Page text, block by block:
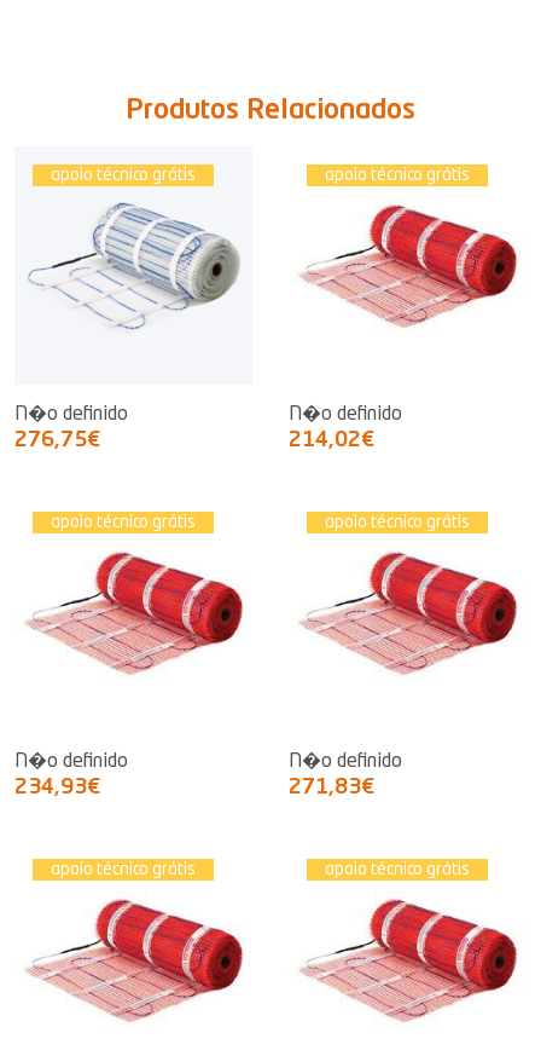
Produtos Relacionados
apoio técnico grátis
N�o definido
276,75€
apoio técnico grátis
N�o definido
214,02€
apoio técnico grátis
N�o definido
234,93€
apoio técnico grátis
N�o definido
271,83€
apoio técnico grátis apoio técnico grátis